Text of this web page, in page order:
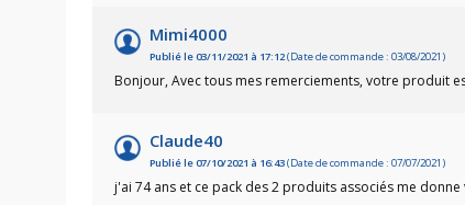
Mimi4000
Publié le 03/11/2021 à 17:12(Date de commande : 03/08/2021)
Bonjour, Avec tous mes remerciements, votre produit
Claude40
Publié le 07/10/2021 à 16:43(Date de commande : 07/07/2021)
j'ai 74 ans et ce pack des 2 produits associés me